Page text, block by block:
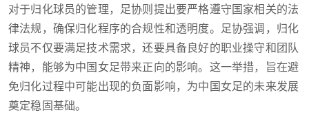
对于归化球员的管理，足协则提出要严格遵守国家相关的法
律法规，确保归化程序的合规性和透明度。足协强调，归化
球员不仅要满足技术需求，还要具备良好的职业操守和团队
精神，能够为中国女足带来正向的影响。这一举措，旨在避
免归化过程中可能出现的负面影响，为中国女足的未来发展
奠定稳固基础。